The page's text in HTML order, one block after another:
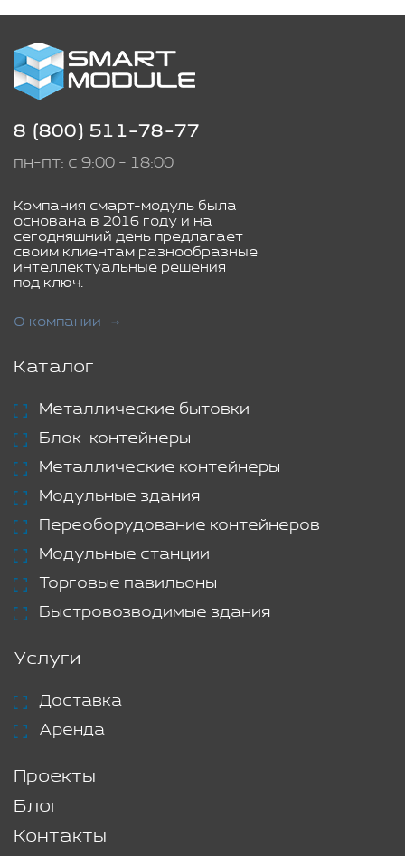
8 (800) 511-78-77
пн-пт: с 9:00 - 18:00
Компания смарт-модуль была
основана в 2016 году и на
сегодняшний день предлагает
своим клиентам разнообразные
интеллектуальные решения
под ключ.
О компании
Каталог
Металлические бытовки
Блок-контейнеры
Металлические контейнеры
Модульные здания
Переоборудование контейнеров
Модульные станции
Торговые павильоны
Быстровозводимые здания
Услуги
Доставка
Аренда
Проекты
Блог
Контакты